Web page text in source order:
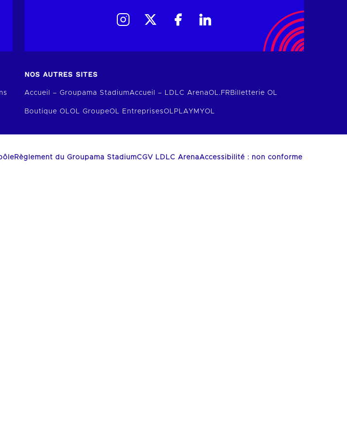
NOS AUTRES SITES
Accueil – Groupama StadiumAccueil – LDLC ArenaOL.FR Billetterie OL
Boutique OLOL GroupeOL EntreprisesOLPLAY MYOL
Règlement du Groupama StadiumCGV LDLC ArenaAccessibilité : non conforme